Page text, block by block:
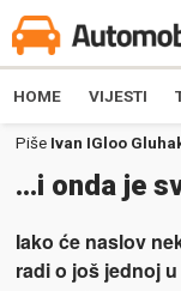
HOME VIJESTI
Piše Ivan IGloo
…i onda je
Iako će naslov
radi o još jednoj